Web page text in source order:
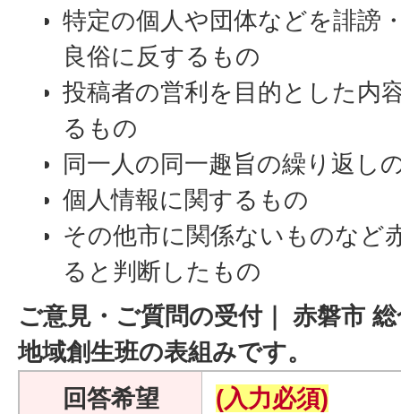
特定の個人や団体などを誹謗
良俗に反するもの
投稿者の営利を目的とした内
るもの
同一人の同一趣旨の繰り返し
個人情報に関するもの
その他市に関係ないものなど
ると判断したもの
ご意見・ご質問の受付｜ 赤磐市
地域創生班の表組みです。
回答希望
(入力必須)